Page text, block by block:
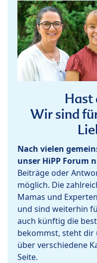
Hast
Wir sind
Nach vielen
unser HiPP Forum
Beiträge oder
möglich. Die
Mamas und
und sind weiterhin
auch künftig die
bekommst, steht dir
über verschiedene
Seite.